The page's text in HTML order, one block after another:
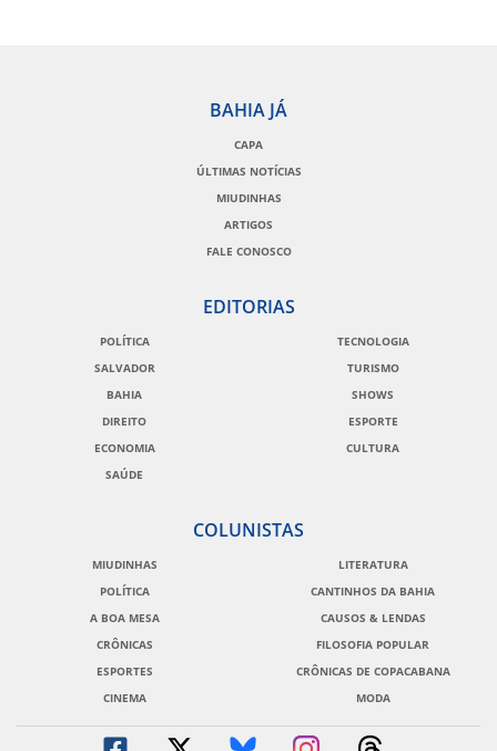
BAHIA JÁ
CAPA
ÚLTIMAS NOTÍCIAS
MIUDINHAS
ARTIGOS
FALE CONOSCO
EDITORIAS
POLÍTICA
SALVADOR
BAHIA
DIREITO
ECONOMIA
SAÚDE
TECNOLOGIA
TURISMO
SHOWS
ESPORTE
CULTURA
COLUNISTAS
MIUDINHAS
POLÍTICA
A BOA MESA
CRÔNICAS
ESPORTES
CINEMA
LITERATURA
CANTINHOS DA BAHIA
CAUSOS & LENDAS
FILOSOFIA POPULAR
CRÔNICAS DE COPACABANA
MODA